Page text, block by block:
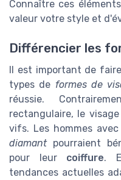
Connaître ces
valeur votre style et
Différencier les
Il est important de
types de formes de
réussie.
rectangulaire, le
vifs. Les hommes
diamantpourraient
pour leur coiffure.
tendances actuelles